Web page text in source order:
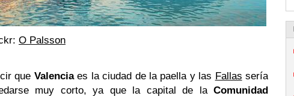
O Palsson
que Valenciaes la ciudad de la paella y las Fallas sería
muy corto, ya que la capital de la Comunidad